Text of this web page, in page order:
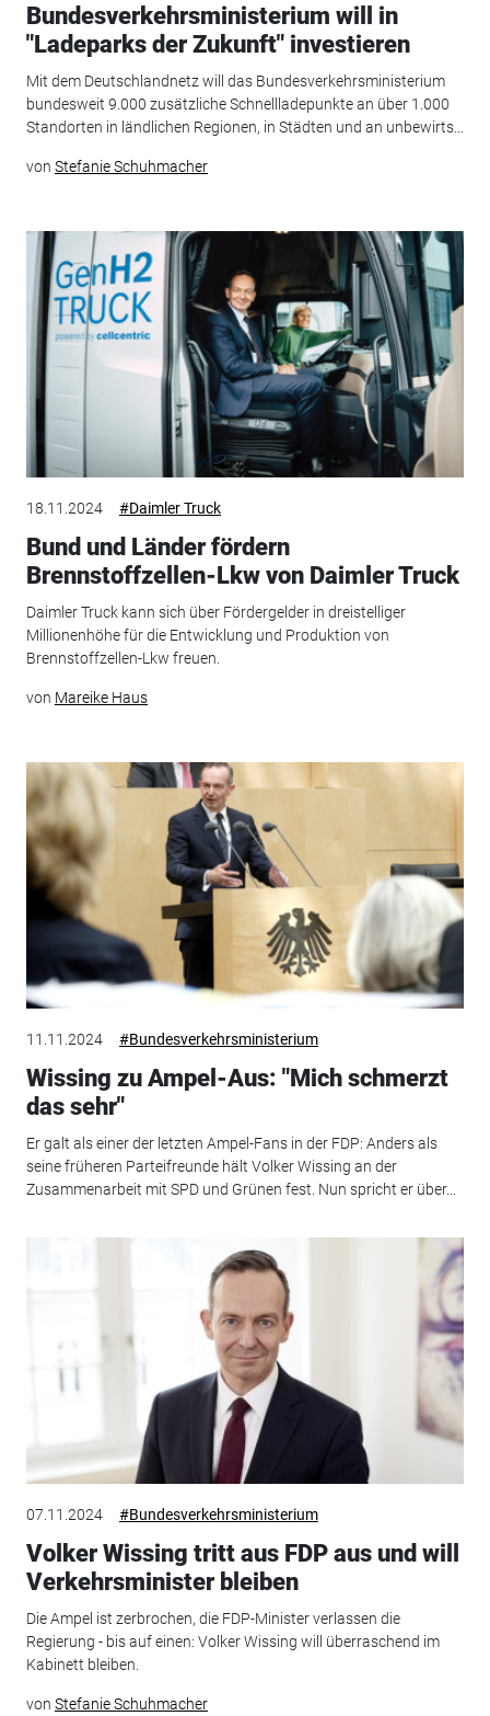
Bundesverkehrsministerium will in
"Ladeparks der Zukunft" investieren
Mit dem Deutschlandnetz will das Bundesverkehrsministerium
bundesweit 9.000 zusätzliche Schnellladepunkte an über 1.000
Standorten in ländlichen Regionen, in Städten und an unbewirts...
von Stefanie Schuhmacher
18.11.2024 #Daimler Truck
Bund und Länder fördern
Brennstoffzellen-Lkw von Daimler Truck
Daimler Truck kann sich über Fördergelder in dreistelliger
Millionenhöhe für die Entwicklung und Produktion von
Brennstoffzellen-Lkw freuen.
von Mareike Haus
11.11.2024 #Bundesverkehrsministerium
Wissing zu Ampel-Aus: "Mich schmerzt
das sehr"
Er galt als einer der letzten Ampel-Fans in der FDP: Anders als
seine früheren Parteifreunde hält Volker Wissing an der
Zusammenarbeit mit SPD und Grünen fest. Nun spricht er über...
07.11.2024 #Bundesverkehrsministerium
Volker Wissing tritt aus FDP aus und will
Verkehrsminister bleiben
Die Ampel ist zerbrochen, die FDP-Minister verlassen die
Regierung - bis auf einen: Volker Wissing will überraschend im
Kabinett bleiben.
von Stefanie Schuhmacher